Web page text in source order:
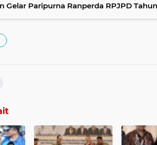
Gelar Paripurna Ranperda RPJPD